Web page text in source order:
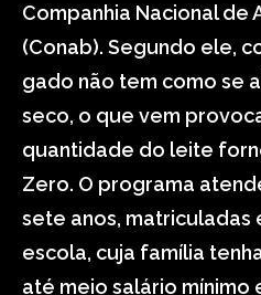
Companhia Nacional de
(Conab). Segundo ele,
gado não tem como se
seco, o que vem
quantidade do leite
Zero. O programa
sete anos, matriculadas
escola, cuja família
até meio salário mínimo